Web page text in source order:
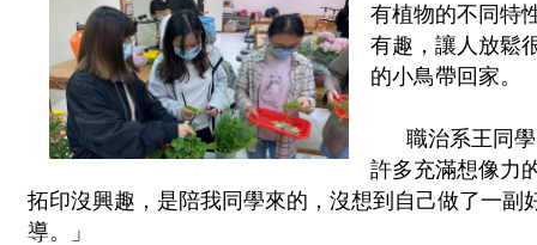
有植物的不同特
有趣，讓人放鬆
的小鳥帶回家。
職治系王同
許多充滿想像力
拓印沒興趣，是陪我同學來的，沒想到自己做了一
導。」